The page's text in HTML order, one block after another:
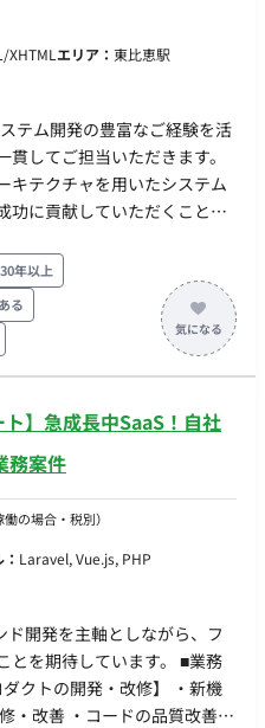
XHTML エリア： 東比恵駅
テム開発の豊富なご経験を活
してご担当いただきます。
キテクチャを用いたシステム
功に貢献していただくことを
※詳細は面談時にご説明させ
①クラ
、javascript ②Webアプリ：
、Node.js ③WebAPI：
アプリ：React、Node.js
Aurora（ PostgreSQL ）
） ②Webアプリ：Amazon
⑤WebSocket：AWS
ツール： ①エディタ、
イル：蒲田オフィス（東
※フルリモートは要相談 ・
年以上
る
】急成長中SaaS！自社
務案件
の場合・税別）
Laravel, Vue.js, PHP
開発を主軸としながら、フ
期待しています。 ■業務
クトの開発・改修】 ・新機
・改善 ・コードの品質改善や